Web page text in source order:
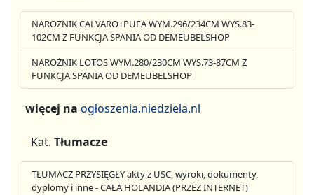
NAROŻNIK CALVARO+PUFA WYM.296/234CM WYS.83-
102CM Z FUNKCJA SPANIA OD DEMEUBELSHOP
NAROŻNIK LOTOS WYM.280/230CM WYS.73-87CM Z
FUNKCJA SPANIA OD DEMEUBELSHOP
więcej na ogłoszenia.niedziela.nl
Kat. Tłumacze
TŁUMACZ PRZYSIĘGŁY akty z USC, wyroki, dokumenty,
dyplomy i inne - CAŁA HOLANDIA (PRZEZ INTERNET)